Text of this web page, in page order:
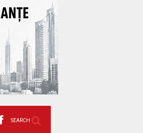
SEARCH